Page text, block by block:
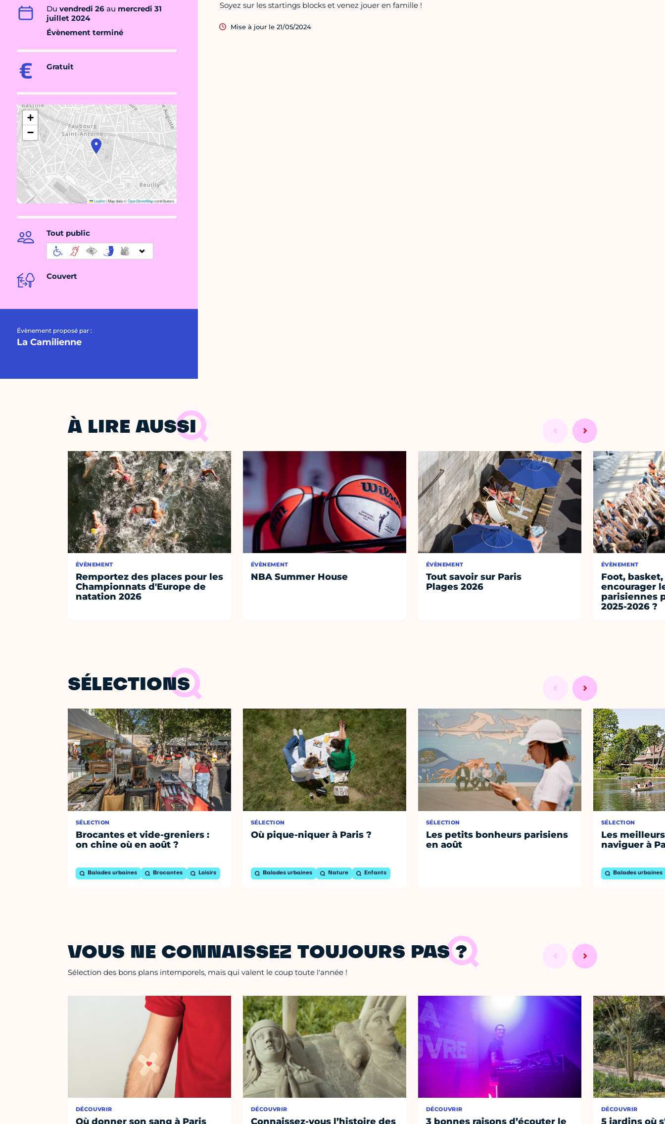
Du vendredi 26 au mercredi 31
juillet 2024
Évènement terminé
Gratuit
+
−
Leaflet|Map data ©OpenStreetMapcontributors
Tout public
Couvert
Évènement proposé par :
La Camilienne
Soyez sur les startings blocks et venez jouer en famille !
Mise à jour le 21/05/2024
À LIRE AUSSI
ÉVÈNEMENT
Remportez des places pour les
Championnats d'Europe de
natation 2026
ÉVÈNEMENT
NBA Summer House
ÉVÈNEMENT
Tout savoir sur Paris
Plages 2026
ÉVÈNEMENT
Foot,
encourager
parisiennes
2025-2026 ?
SÉLECTIONS
SÉLECTION
Brocantes et vide-greniers :
on chine où en août ?
Balades urbaines Brocantes Loisirs
SÉLECTION
Où pique-niquer à Paris ?
Balades urbaines Nature Enfants
SÉLECTION
Les petits bonheurs parisiens
en août
SÉLECTION
Les
naviguer à
Balades urbaines
VOUS NE CONNAISSEZ TOUJOURS PAS ?
Sélection des bons plans intemporels, mais qui valent le coup toute l'année !
DÉCOUVRIR
Où donner son sang à Paris
DÉCOUVRIR
Connaissez-vous l’histoire des
DÉCOUVRIR
3 bonnes raisons d’écouter le
DÉCOUVRIR
5 jardins où